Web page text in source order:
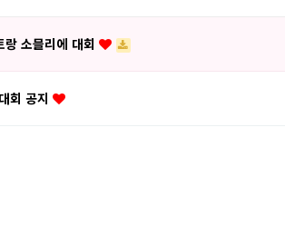
소믈리에 대회
회 공지